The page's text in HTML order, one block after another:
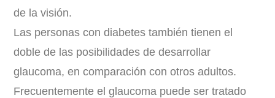
de la visión.
Las personas con diabetes también tienen el
doble de las posibilidades de desarrollar
glaucoma, en comparación con otros adultos.
Frecuentemente el glaucoma puede ser tratado